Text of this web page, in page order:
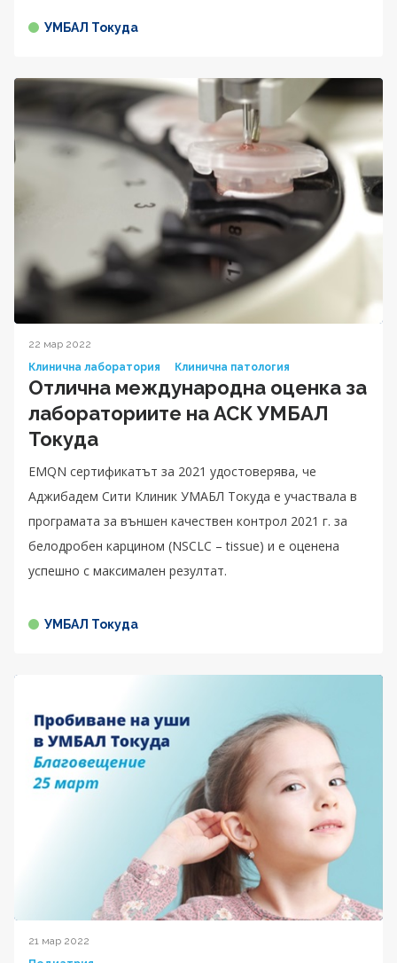
УМБАЛ Токуда
22 мар 2022
Клинична лаборатория
Клинична патология
Отлична международна оценка за
лабораториите на АСК УМБАЛ
Токуда
EMQN сертификатът за 2021 удостоверява, че
Аджибадем Сити Клиник УМАБЛ Токуда е участвала в
програмата за външен качествен контрол 2021 г. за
белодробен карцином (NSCLC – tissue) и е оценена
успешно с максимален резултат.
УМБАЛ Токуда
21 мар 2022